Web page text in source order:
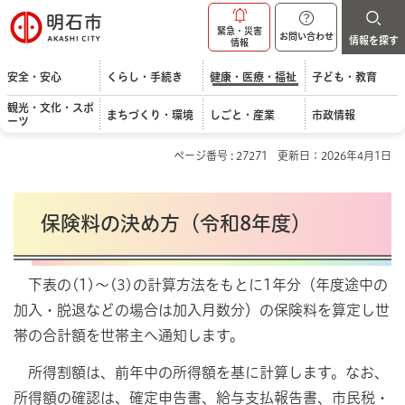
明石市
緊急・災害
情報
お問い合わせ 情報を探す
安全・安心 くらし・手続き 健康・医療・福祉 子ども・教育
観光・文化・スポ
ーツ
まちづくり・環境 しごと・産業 市政情報
ページ番号 : 27271 更新日：2026年4月1日
保険料の決め方（令和8年度）
下表の(1)～(3)の計算方法をもとに1年分（年度途中の
加入・脱退などの場合は加入月数分）の保険料を算定し世
帯の合計額を世帯主へ通知します。
所得割額は、前年中の所得額を基に計算します。なお、
所得額の確認は、確定申告書、給与支払報告書、市民税・